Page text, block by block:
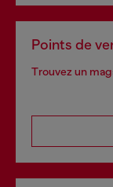
Points de
Trouvez un